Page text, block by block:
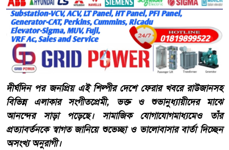
দীর্ঘদিন পর জনপ্রিয় এই শিল্পীর দেশে ফেরার খবরে রাউজানসহ
বিভিন্ন এলাকার সংগীতপ্রেমী, ভক্ত ও শুভানুধ্যায়ীদের মাঝে
আনন্দের সাড়া পড়েছে। সামাজিক যোগাযোগমাধ্যমেও তাঁর
প্রত্যাবর্তনকে স্বাগত জানিয়ে শুভেচ্ছা ও ভালোবাসার বার্তা দিচ্ছেন
অসংখ্য অনুরাগী।